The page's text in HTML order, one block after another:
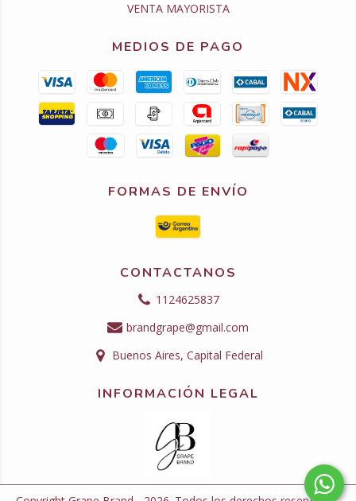
VENTA MAYORISTA
MEDIOS DE PAGO
FORMAS DE ENVÍO
CONTACTANOS
1124625837
brandgrape@gmail.com
Buenos Aires, Capital Federal
INFORMACIÓN LEGAL